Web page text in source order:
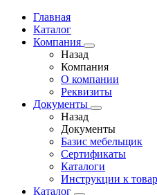
Главная
Каталог
Компания
Назад
Компания
О компании
Реквизиты
Документы
Назад
Документы
Базис мебельщик
Сертификаты
Каталоги
Инструкции к
Каталог